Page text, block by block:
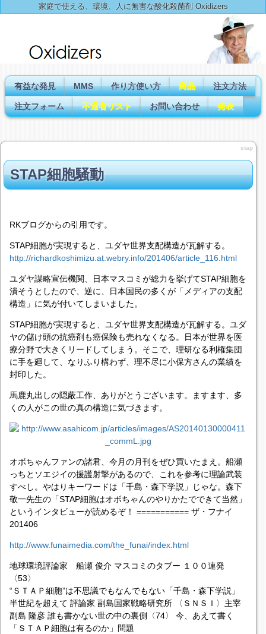
家庭で使える、環境、人に無害な酸化殺菌剤 Oxidizers
有益な発見 MMS 作り方使い方 商品 注文方法
注文フォーム 不通者リスト お問い合わせ 発表
stap
STAP細胞騒動
RKブログからの引用です。
STAP細胞が実現すると、ユダヤ世界支配構造が瓦解する。
http://richardkoshimizu.at.webry.info/201406/article_116.html
ユダヤ謀略宣伝機関、日本マスコミが総力を挙げてSTAP細胞を
潰そうとしたので、逆に、日本国民の多くが「メディアの支配
構造」に気が付いてしまいました。
STAP細胞が実現すると、ユダヤ世界支配構造が瓦解する。ユダ
ヤの儲け頭の抗癌剤も癌保険も売れなくなる。日本が世界を医
療分野で大きくリードしてしまう。そこで、理研なる利権集団
に手を廻して、なりふり構わず、理不尽に小保方さんの業績を
封印した。
馬鹿丸出しの隠蔽工作、ありがとうございます。ますます、多
くの人がこの世の真の構造に気づきます。
オボちゃんファンの諸君、今月の月刊をぜひ買いたまえ。船瀬
っちとソエジイの援護射撃があるので、これを参考に理論武装
すべし。やはりキーワードは「千島・森下学説」じゃな。森下
敬一先生の「STAP細胞はオボちゃんのやりかたでできて当然」
というインタビューが読めるぞ！ =========== ザ・フナイ
201406
http://www.funaimedia.com/the_funai/index.html
地球環境評論家 船瀬 俊介 マスコミのタブー １００連発
〈53〉
“ＳＴＡＰ細胞”は不思議でもなんでもない「千島・森下学説」
半世紀を超えて 評論家 副島国家戦略研究所 〈ＳＮＳＩ〉主宰
副島 隆彦 誰も書かない世の中の裏側〈74〉 今、あえて書く
「ＳＴＡＰ細胞は有るのか」問題